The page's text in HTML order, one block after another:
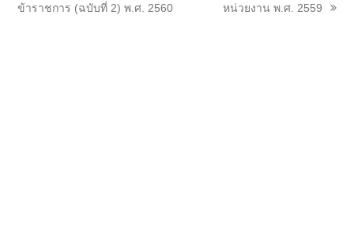
post:
ข้าราชการ (ฉบับที่ 2) พ.ศ. 2560
post:หน่วยงาน พ.ศ. 2559